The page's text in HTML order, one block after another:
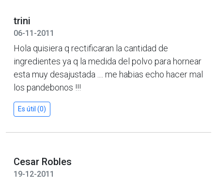
trini
06-11-2011
Hola quisiera q rectificaran la cantidad de
ingredientes ya q la medida del polvo para hornear
esta muy desajustada .... me habias echo hacer mal
los pandebonos !!!
Es útil (0)
Cesar Robles
19-12-2011